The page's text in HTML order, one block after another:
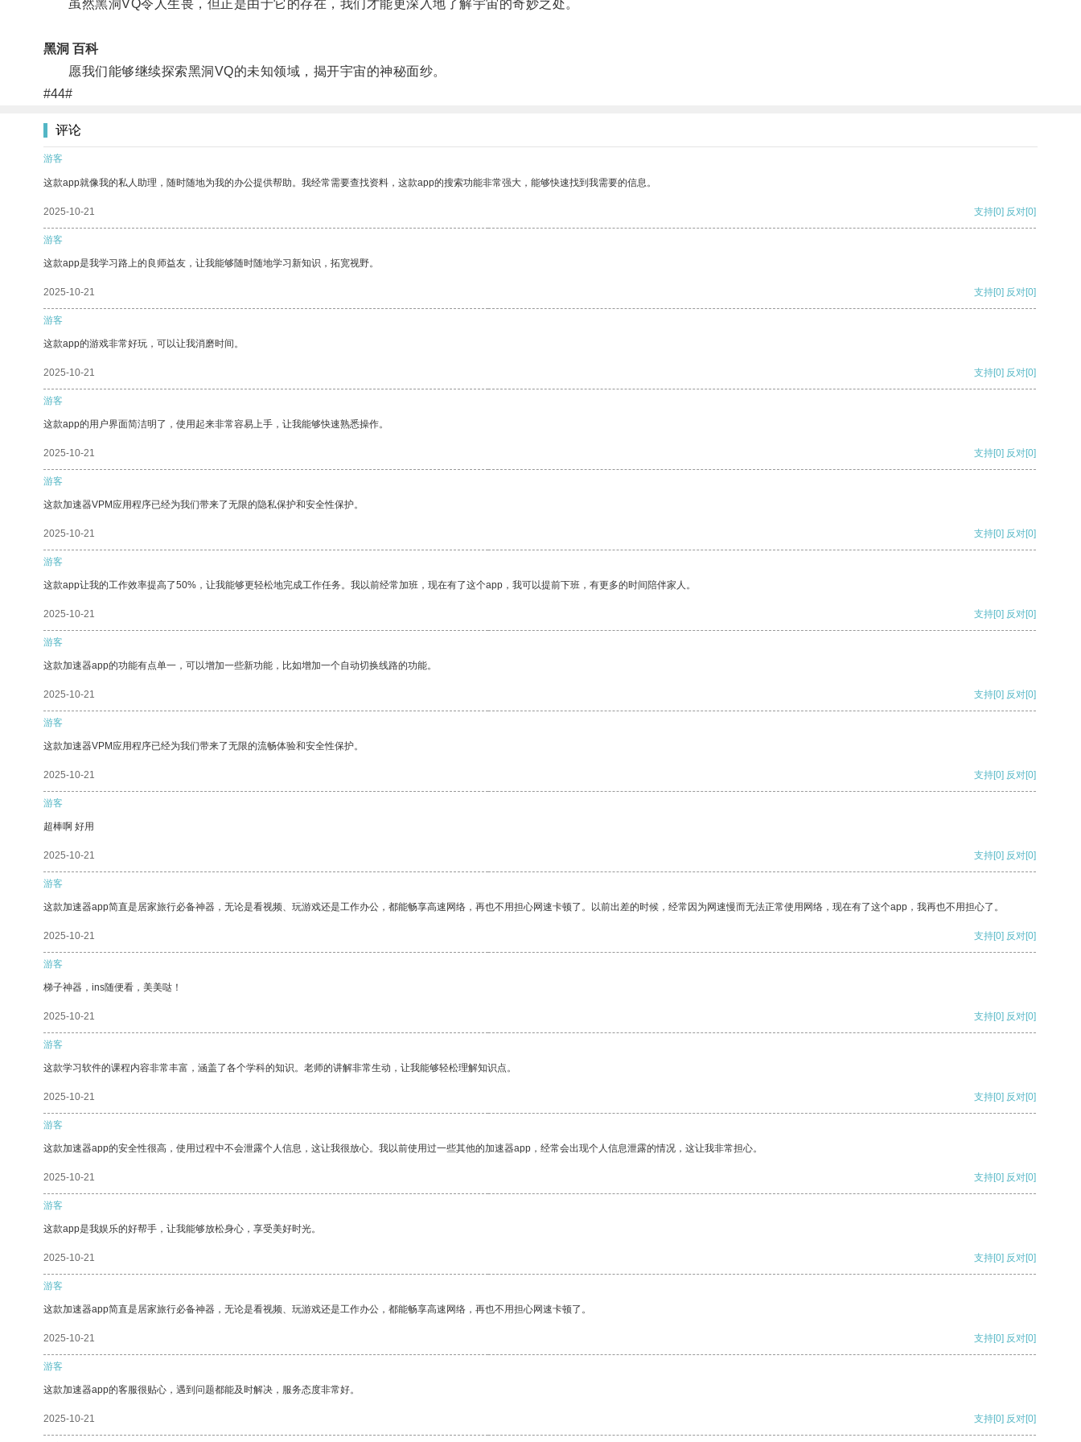
虽然黑洞VQ令人生畏，但正是由于它的存在，我们才能更深入地了解宇宙的奇妙之处。
黑洞 百科
愿我们能够继续探索黑洞VQ的未知领域，揭开宇宙的神秘面纱。
#44#
评论
游客
这款app就像我的私人助理，随时随地为我的办公提供帮助。我经常需要查找资料，这款app的搜索功能非常强大，能够快速找到我需要的信息。
2025-10-21 支持[0] 反对[0]
游客
这款app是我学习路上的良师益友，让我能够随时随地学习新知识，拓宽视野。
2025-10-21 支持[0] 反对[0]
游客
这款app的游戏非常好玩，可以让我消磨时间。
2025-10-21 支持[0] 反对[0]
游客
这款app的用户界面简洁明了，使用起来非常容易上手，让我能够快速熟悉操作。
2025-10-21 支持[0] 反对[0]
游客
这款加速器VPM应用程序已经为我们带来了无限的隐私保护和安全性保护。
2025-10-21 支持[0] 反对[0]
游客
这款app让我的工作效率提高了50%，让我能够更轻松地完成工作任务。我以前经常加班，现在有了这个app，我可以提前下班，有更多的时间陪伴家人。
2025-10-21 支持[0] 反对[0]
游客
这款加速器app的功能有点单一，可以增加一些新功能，比如增加一个自动切换线路的功能。
2025-10-21 支持[0] 反对[0]
游客
这款加速器VPM应用程序已经为我们带来了无限的流畅体验和安全性保护。
2025-10-21 支持[0] 反对[0]
游客
超棒啊 好用
2025-10-21 支持[0] 反对[0]
游客
这款加速器app简直是居家旅行必备神器，无论是看视频、玩游戏还是工作办公，都能畅享高速网络，再也不用担心网速卡顿了。以前出差的时候，经常因为网速慢而无法正常使用网络，现在有了这个app，我再也不用担心了。
2025-10-21 支持[0] 反对[0]
游客
梯子神器，ins随便看，美美哒！
2025-10-21 支持[0] 反对[0]
游客
这款学习软件的课程内容非常丰富，涵盖了各个学科的知识。老师的讲解非常生动，让我能够轻松理解知识点。
2025-10-21 支持[0] 反对[0]
游客
这款加速器app的安全性很高，使用过程中不会泄露个人信息，这让我很放心。我以前使用过一些其他的加速器app，经常会出现个人信息泄露的情况，这让我非常担心。
2025-10-21 支持[0] 反对[0]
游客
这款app是我娱乐的好帮手，让我能够放松身心，享受美好时光。
2025-10-21 支持[0] 反对[0]
游客
这款加速器app简直是居家旅行必备神器，无论是看视频、玩游戏还是工作办公，都能畅享高速网络，再也不用担心网速卡顿了。
2025-10-21 支持[0] 反对[0]
游客
这款加速器app的客服很贴心，遇到问题都能及时解决，服务态度非常好。
2025-10-21 支持[0] 反对[0]